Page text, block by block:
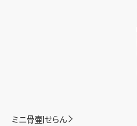
ミニ骨壷|せらん